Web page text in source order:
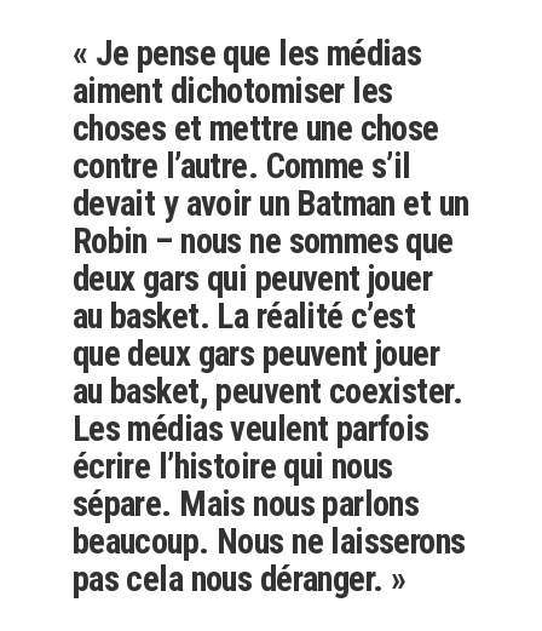
« Je pense que les médias
aiment dichotomiser les
choses et mettre une chose
contre l’autre. Comme s’il
devait y avoir un Batman et un
Robin – nous ne sommes que
deux gars qui peuvent jouer
au basket. La réalité c’est
que deux gars peuvent jouer
au basket, peuvent coexister.
Les médias veulent parfois
écrire l’histoire qui nous
sépare. Mais nous parlons
beaucoup. Nous ne laisserons
pas cela nous déranger. »